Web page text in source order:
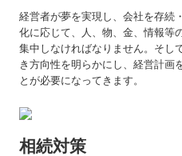
リンク集
近況報告
愛のメッセージ
経営者が夢を実現し、会社を存続
化に応じて、人、物、金、情報等
集中しなければなりません。そし
き方向性を明らかにし、経営計画
とが必要になってきます。
相続対策